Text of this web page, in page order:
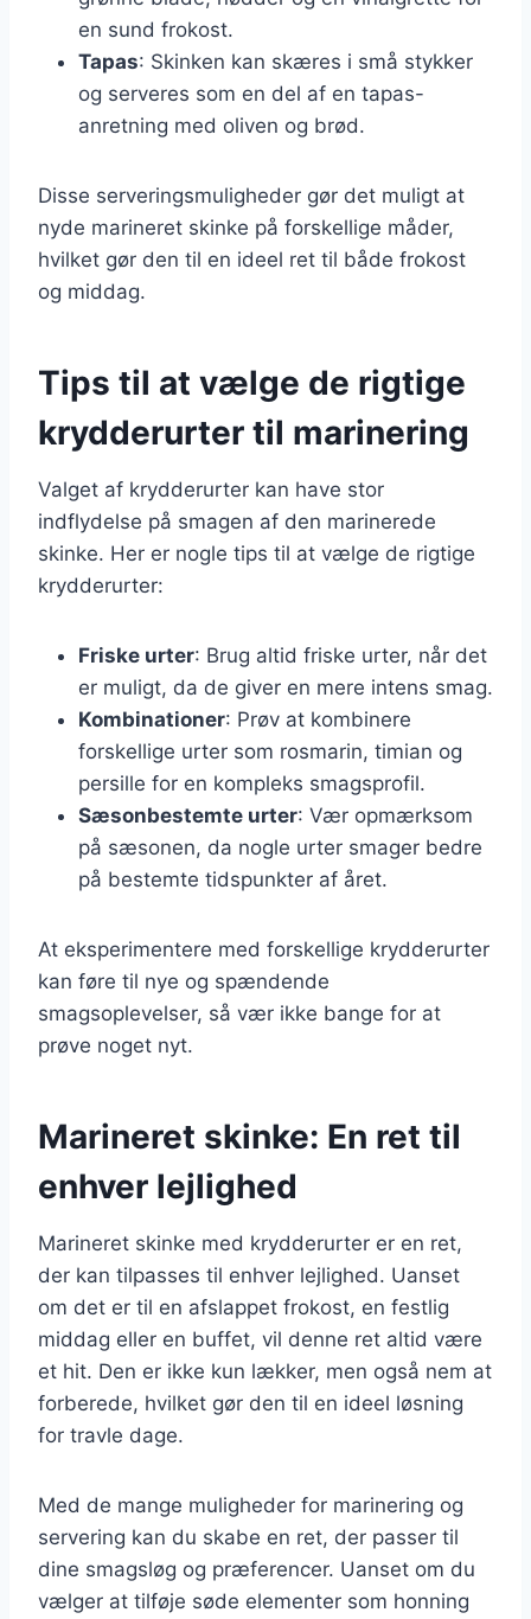
en sund frokost.
Tapas: Skinken kan skæres i små stykker
og serveres som en del af en tapas-
anretning med oliven og brød.
Disse serveringsmuligheder gør det muligt at
nyde marineret skinke på forskellige måder,
hvilket gør den til en ideel ret til både frokost
og middag.
Tips til at vælge de rigtige
krydderurter til marinering
Valget af krydderurter kan have stor
indflydelse på smagen af den marinerede
skinke. Her er nogle tips til at vælge de rigtige
krydderurter:
Friske urter: Brug altid friske urter, når det
er muligt, da de giver en mere intens smag.
Kombinationer: Prøv at kombinere
forskellige urter som rosmarin, timian og
persille for en kompleks smagsprofil.
Sæsonbestemte urter: Vær opmærksom
på sæsonen, da nogle urter smager bedre
på bestemte tidspunkter af året.
At eksperimentere med forskellige krydderurter
kan føre til nye og spændende
smagsoplevelser, så vær ikke bange for at
prøve noget nyt.
Marineret skinke: En ret til
enhver lejlighed
Marineret skinke med krydderurter er en ret,
der kan tilpasses til enhver lejlighed. Uanset
om det er til en afslappet frokost, en festlig
middag eller en buffet, vil denne ret altid være
et hit. Den er ikke kun lækker, men også nem at
forberede, hvilket gør den til en ideel løsning
for travle dage.
Med de mange muligheder for marinering og
servering kan du skabe en ret, der passer til
dine smagsløg og præferencer. Uanset om du
vælger at tilføje søde elementer som honning